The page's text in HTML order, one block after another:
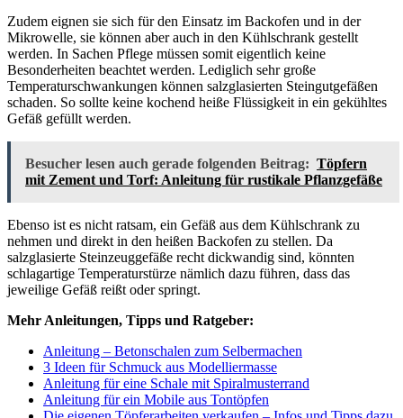
Zudem eignen sie sich für den Einsatz im Backofen und in der
Mikrowelle, sie können aber auch in den Kühlschrank gestellt
werden. In Sachen Pflege müssen somit eigentlich keine
Besonderheiten beachtet werden. Lediglich sehr große
Temperaturschwankungen können salzglasierten Steingutgefäßen
schaden. So sollte keine kochend heiße Flüssigkeit in ein gekühltes
Gefäß gefüllt werden.
Besucher lesen auch gerade folgenden Beitrag: Töpfern
mit Zement und Torf: Anleitung für rustikale Pflanzgefäße
Ebenso ist es nicht ratsam, ein Gefäß aus dem Kühlschrank zu
nehmen und direkt in den heißen Backofen zu stellen. Da
salzglasierte Steinzeuggefäße recht dickwandig sind, könnten
schlagartige Temperaturstürze nämlich dazu führen, dass das
jeweilige Gefäß reißt oder springt.
Mehr Anleitungen, Tipps und Ratgeber:
Anleitung – Betonschalen zum Selbermachen
3 Ideen für Schmuck aus Modelliermasse
Anleitung für eine Schale mit Spiralmusterrand
Anleitung für ein Mobile aus Tontöpfen